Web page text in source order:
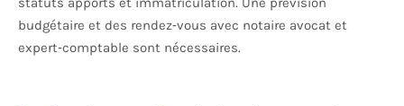
budgétaire et des rendez‑vous avec notaire avocat et
expert‑comptable sont nécessaires.